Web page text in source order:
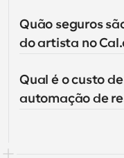
Quão seguros
do artista no
Qual é o custo
automação de